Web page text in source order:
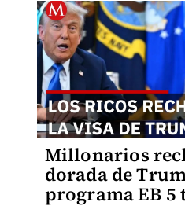
Millonarios
dorada de
programa EB